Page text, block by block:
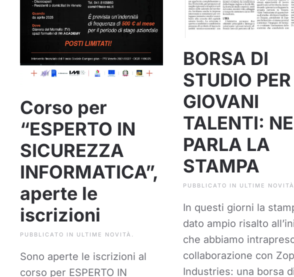
Corso per
“ESPERTO IN
SICUREZZA
INFORMATICA”,
aperte le
iscrizioni
PUBBLICATO IN ULTIME NOVITÀ .
Sono aperte le iscrizioni al
corso per ESPERTO IN
BORSA DI
STUDIO PER
GIOVANI
TALENTI: NE
PARLA LA
STAMPA
PUBBLICATO IN ULTIME NOVITÀ
In questi giorni la
dato ampio risalto
che abbiamo
collaborazione con
Industries: una borsa